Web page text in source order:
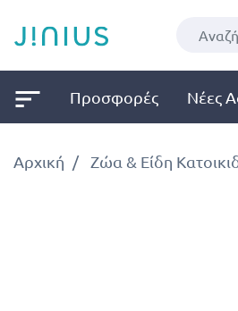
Προσφορές Νέες
Αρχική Ζώα & Είδη